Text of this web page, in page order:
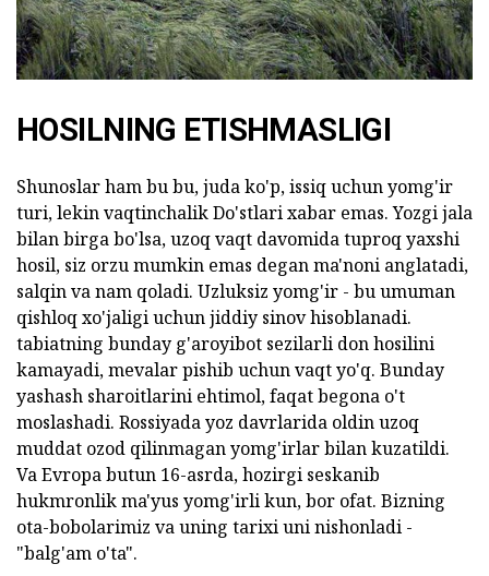
HOSILNING ETISHMASLIGI
Shunoslar ham bu bu, juda ko'p, issiq uchun yomg'ir
turi, lekin vaqtinchalik Do'stlari xabar emas. Yozgi jala
bilan birga bo'lsa, uzoq vaqt davomida tuproq yaxshi
hosil, siz orzu mumkin emas degan ma'noni anglatadi,
salqin va nam qoladi. Uzluksiz yomg'ir - bu umuman
qishloq xo'jaligi uchun jiddiy sinov hisoblanadi.
tabiatning bunday g'aroyibot sezilarli don hosilini
kamayadi, mevalar pishib uchun vaqt yo'q. Bunday
yashash sharoitlarini ehtimol, faqat begona o't
moslashadi. Rossiyada yoz davrlarida oldin uzoq
muddat ozod qilinmagan yomg'irlar bilan kuzatildi.
Va Evropa butun 16-asrda, hozirgi seskanib
hukmronlik ma'yus yomg'irli kun, bor ofat. Bizning
ota-bobolarimiz va uning tarixi uni nishonladi -
"balg'am o'ta".